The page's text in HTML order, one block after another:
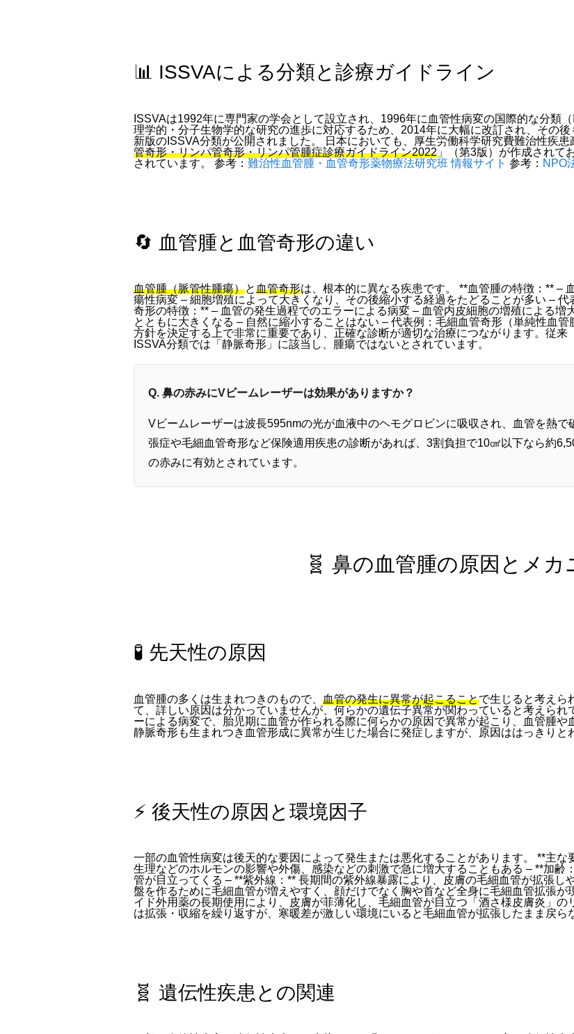
📊 ISSVAによる分類と診療ガイドライン
ISSVAは1992年に専門家の学会として設立され、1996年に血管性病変の国際的な分類
理学的・分子生物学的な研究の進歩に対応するため、2014年に大幅に改訂され、その
新版のISSVA分類が公開されました。 日本においても、厚生労働科学研究費難治性疾患
管奇形・リンパ管奇形・リンパ管腫症診療ガイドライン2022 」（第3版）が作成されて
されています。 参考： 難治性血管腫・血管奇形薬物療法研究班 情報サイト 参考： NPO
🔄 血管腫と血管奇形の違い
血管腫（脈管性腫瘍）と血管奇形は、根本的に異なる疾患です。 **血管腫の特徴：** –
瘍性病変 – 細胞増殖によって大きくなり、その後縮小する経過をたどることが多い –
奇形の特徴：** – 血管の発生過程でのエラーによる病変 – 血管内皮細胞の増殖による
とともに大きくなる – 自然に縮小することはない – 代表例：毛細血管奇形（単純性血
方針を決定する上で非常に重要であり、正確な診断が適切な治療につながります。従来
ISSVA分類では「静脈奇形」に該当し、腫瘍ではないとされています。
Q. 鼻の赤みにVビームレーザーは効果がありますか？
Vビームレーザーは波長595nmの光が血液中のヘモグロビンに吸収され、血管を熱
張症や毛細血管奇形など保険適用疾患の診断があれば、3割負担で10㎠以下なら約
の赤みに有効とされています。
🧬 鼻の血管腫の原因とメカ
🧪 先天性の原因
血管腫の多くは生まれつきのもので、 血管の発生に異常が起こることで生じると考えら
て、詳しい原因は分かっていませんが、何らかの遺伝子異常が関わっていると考えられ
ーによる病変で、胎児期に血管が作られる際に何らかの原因で異常が起こり、血管腫
静脈奇形も生まれつき血管形成に異常が生じた場合に発症しますが、原因ははっきりと
⚡ 後天性の原因と環境因子
一部の血管性病変は後天的な要因によって発生または悪化することがあります。 **主
生理などのホルモンの影響や外傷、感染などの刺激で急に増大することもある – **加齢
管が目立ってくる – **紫外線：** 長期間の紫外線暴露により、皮膚の毛細血管が拡張し
盤を作るために毛細血管が増えやすく、顔だけでなく胸や首など全身に毛細血管拡張が
イド外用薬の長期使用により、皮膚が菲薄化し、毛細血管が目立つ「酒さ様皮膚炎」
は拡張・収縮を繰り返すが、寒暖差が激しい環境にいると毛細血管が拡張したまま戻ら
🧬 遺伝性疾患との関連